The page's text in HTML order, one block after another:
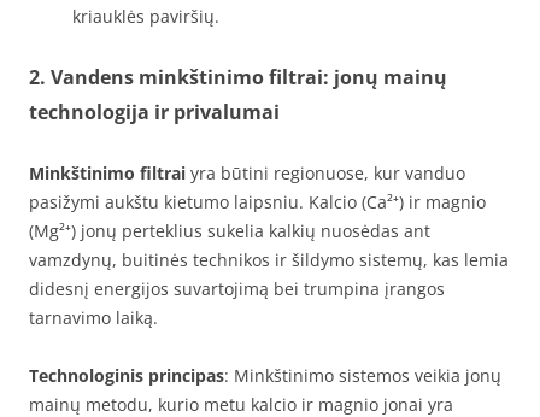
kriauklės paviršių.
2. Vandens minkštinimo filtrai: jonų mainų
technologija ir privalumai
Minkštinimo filtrai yra būtini regionuose, kur vanduo
pasižymi aukštu kietumo laipsniu. Kalcio (Ca²⁺) ir magnio
(Mg²⁺) jonų perteklius sukelia kalkių nuosėdas ant
vamzdynų, buitinės technikos ir šildymo sistemų, kas lemia
didesnį energijos suvartojimą bei trumpina įrangos
tarnavimo laiką.
Technologinis principas: Minkštinimo sistemos veikia jonų
mainų metodu, kurio metu kalcio ir magnio jonai yra